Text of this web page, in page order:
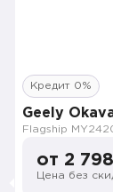
Кредит 0%
Geely
Flagship MY24
от 2
Цена без